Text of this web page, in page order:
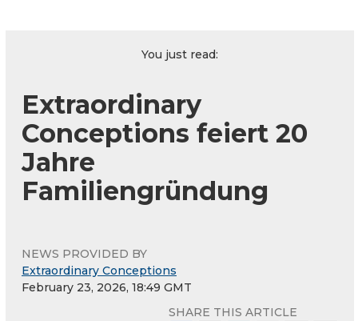
You just read:
Extraordinary
Conceptions feiert 20
Jahre
Familiengründung
NEWS PROVIDED BY
Extraordinary Conceptions
February 23, 2026, 18:49 GMT
SHARE THIS ARTICLE